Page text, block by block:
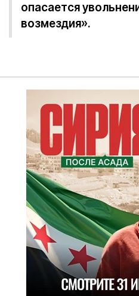
опасается
возмездия».